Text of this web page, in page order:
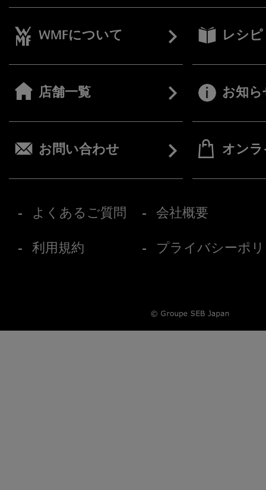
WMFについて レシピ
店舗一覧 お知ら
お問い合わせ オン
よくあるご質問 会社概要
利用規約 プライバシーポ